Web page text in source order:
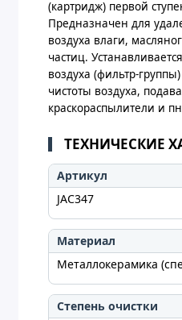
(картридж) первой
Предназначен для
воздуха влаги,
частиц.
воздуха (фильтр-
чистоты воздуха,
краскораспылители и
ТЕХНИЧЕСКИЕ
Артикул
JAC347
Материал
Металлокерамика
Степень очистки